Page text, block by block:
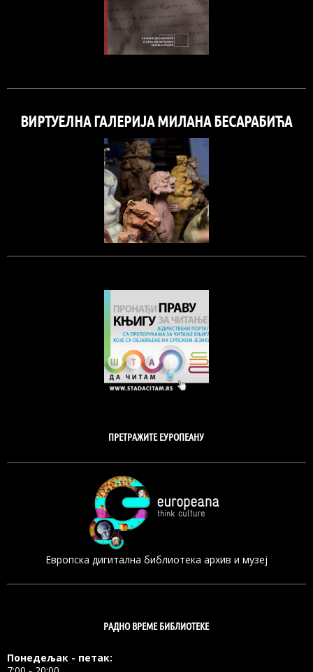
ВИРТУЕЛНА ГАЛЕРИЈА МИЛАНА БЕСАРАБИЋА
ПРЕТРАЖИТЕ ЕУРОПЕАНУ
Европска дигитална библиотека архив и музеј
РАДНО ВРЕМЕ БИБЛИОТЕКЕ
Понедељак - петак: